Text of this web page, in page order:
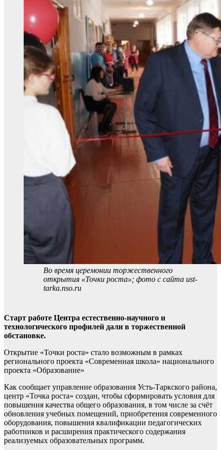
Во время церемонии торжественного
открытия «Точки роста»; фото с сайта ust-
tarka.nso.ru
Старт работе Центра естественно-научного и
технологического профилей дали в торжественной
обстановке.
Открытие «Точки роста» стало возможным в рамках
регионального проекта «Современная школа» национального
проекта «Образование»
Как сообщает управление образования Усть-Таркского района,
центр «Точка роста» создан, чтобы сформировать условия для
повышения качества общего образования, в том числе за счёт
обновления учебных помещений, приобретения современного
оборудования, повышения квалификации педагогических
работников и расширения практического содержания
реализуемых образовательных программ.